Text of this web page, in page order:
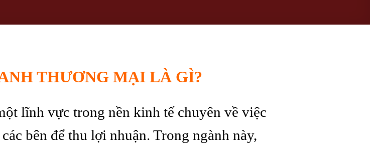
THƯƠNG MẠI LÀ GÌ?
lĩnh vực trong nền kinh tế chuyên về việc
bên để thu lợi nhuận. Trong ngành này,